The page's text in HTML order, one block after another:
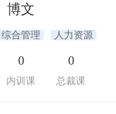
博文
综合管理 人力资源
0
内训课
0
总裁课